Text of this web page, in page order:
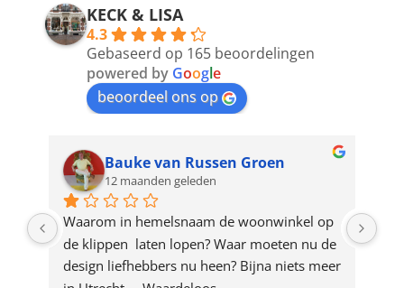
address
product
KECK & LISA
4.3
Gebaseerd op 165 beoordelingen
powered by Google
beoordeel ons op
Bauke van Russen Groen
12 maanden geleden
Waarom in hemelsnaam de woonwinkel op
de klippen  laten lopen? Waar moeten nu de
design liefhebbers nu heen? Bijna niets meer